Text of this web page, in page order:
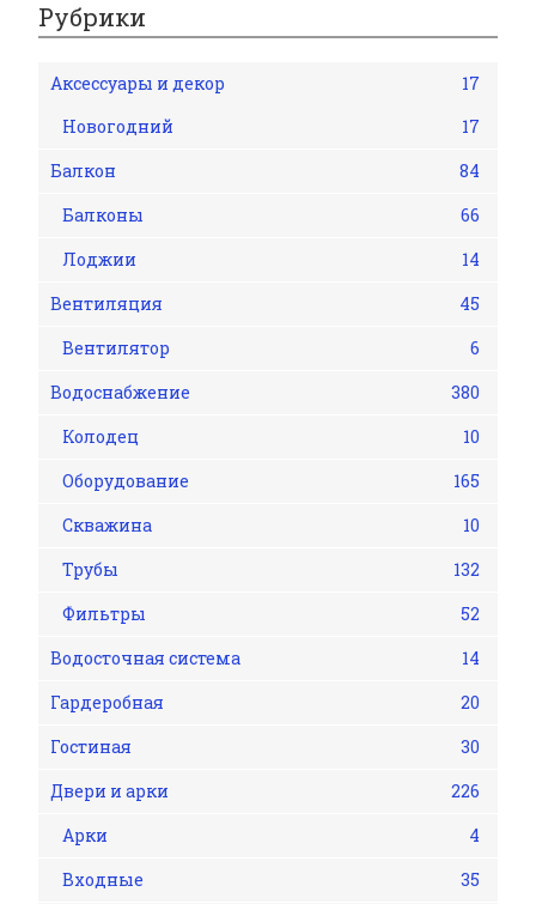
Рубрики
Аксессуары и декор
17
Новогодний
17
Балкон
84
Балконы
66
Лоджии
14
Вентиляция
45
Вентилятор
6
Водоснабжение
380
Колодец
10
Оборудование
165
Скважина
10
Трубы
132
Фильтры
52
Водосточная система
14
Гардеробная
20
Гостиная
30
Двери и арки
226
Арки
4
Входные
35